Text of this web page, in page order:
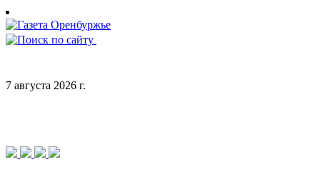
Skip
to
content
7 августа 2026 г.